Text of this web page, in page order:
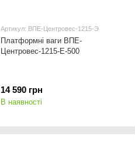
Артикул: ВПЕ-Центровес-1215-Э
Платформні ваги ВПЕ-
Центровес-1215-Е-500
14 590 грн
В наявності